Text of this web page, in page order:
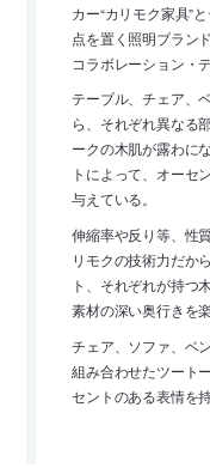
カー“カリモク家具”
点を置く照明ブラン
コラボレーション・
テーブル、チェア、
ら、それぞれ異なる
ークの木肌が露わに
トによって、オーセ
与えている。
伸縮率や反り等、性
リモクの技術力だか
ト、それぞれが持つ
素材の深い奥行きを
チェア、ソファ、ベ
組み合わせたツート
セントのある表情を